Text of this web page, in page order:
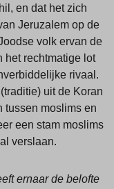
en dat het zich
Jeruzalem op de
volk ervan de
het rechtmatige lot
rivaal.
uit de Koran
tussen moslims en
een stam moslims
verslaan.
ernaar de belofte